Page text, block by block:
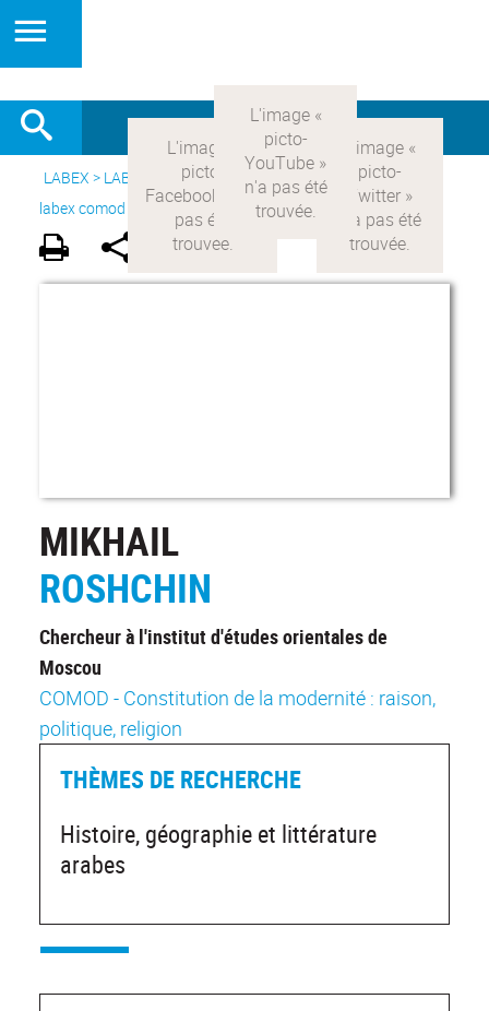
LABEX > LABEX COMOD> Version française
> Le projet du
labex comod >
Acteurs du LabEx>Professeurs invités
MIKHAIL
ROSHCHIN
Chercheur à l'institut d'études orientales de
Moscou
COMOD - Constitution de la modernité : raison,
politique, religion
THÈMES DE RECHERCHE
Histoire, géographie et littérature
arabes